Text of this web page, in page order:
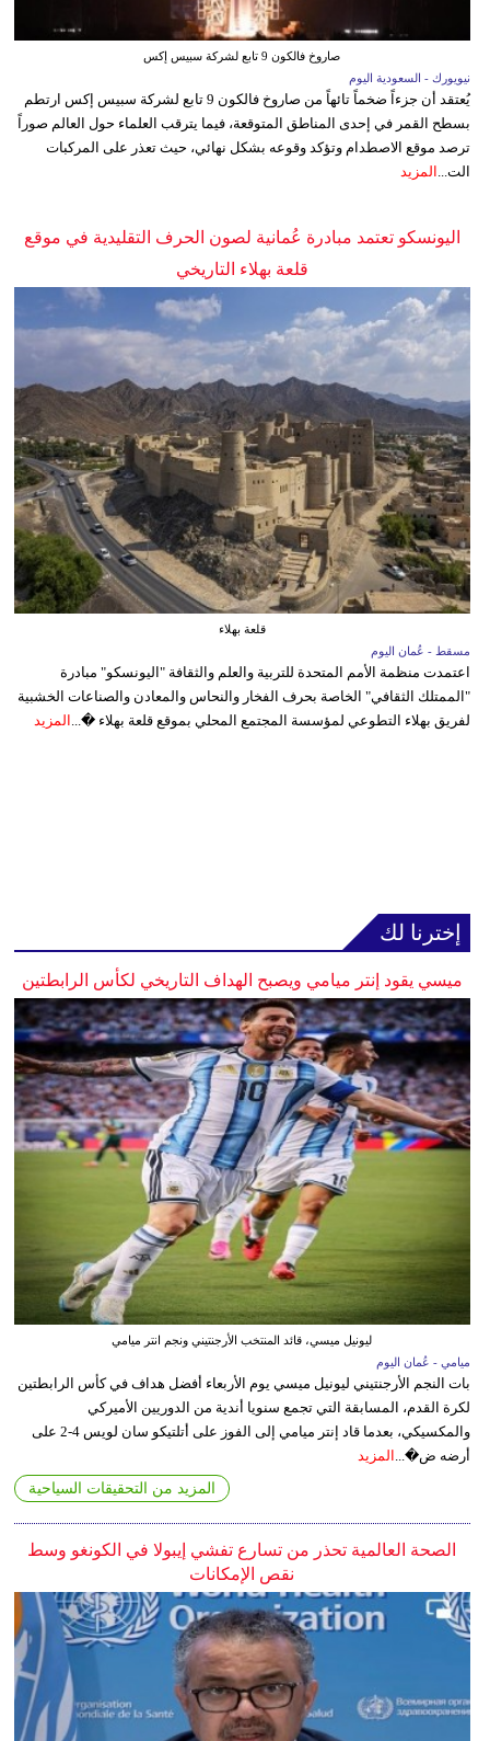
صاروخ فالكون 9 تابع لشركة سبيس إكس
نيويورك - السعودية اليوم
يُعتقد أن جزءاً ضخماً تائهاً من صاروخ فالكون 9 تابع لشركة سبيس إكس ارتطم
بسطح القمر في إحدى المناطق المتوقعة، فيما يترقب العلماء حول العالم صوراً
ترصد موقع الاصطدام وتؤكد وقوعه بشكل نهائي، حيث تعذر على المركبات
الت... المزيد
اليونسكو تعتمد مبادرة عُمانية لصون الحرف التقليدية في موقع
قلعة بهلاء التاريخي
قلعة بهلاء
مسقط - عُمان اليوم
اعتمدت منظمة الأمم المتحدة للتربية والعلم والثقافة "اليونسكو" مبادرة
"الممتلك الثقافي" الخاصة بحرف الفخار والنحاس والمعادن والصناعات الخشبية
لفريق بهلاء التطوعي لمؤسسة المجتمع المحلي بموقع قلعة بهلاء �... المزيد
إخترنا لك
ميسي يقود إنتر ميامي ويصبح الهداف التاريخي لكأس الرابطتين
ليونيل ميسي، قائد المنتخب الأرجنتيني ونجم انتر ميامي
ميامي - عُمان اليوم
بات النجم الأرجنتيني ليونيل ميسي يوم الأربعاء أفضل هداف في كأس الرابطتين
لكرة القدم، المسابقة التي تجمع سنويا أندية من الدوريين الأميركي
والمكسيكي، بعدما قاد إنتر ميامي إلى الفوز على أتلتيكو سان لويس 4-2 على
أرضه ض�...
المزيد
المزيد من التحقيقات السياحية
الصحة العالمية تحذر من تسارع تفشي إيبولا في الكونغو وسط
نقص الإمكانات